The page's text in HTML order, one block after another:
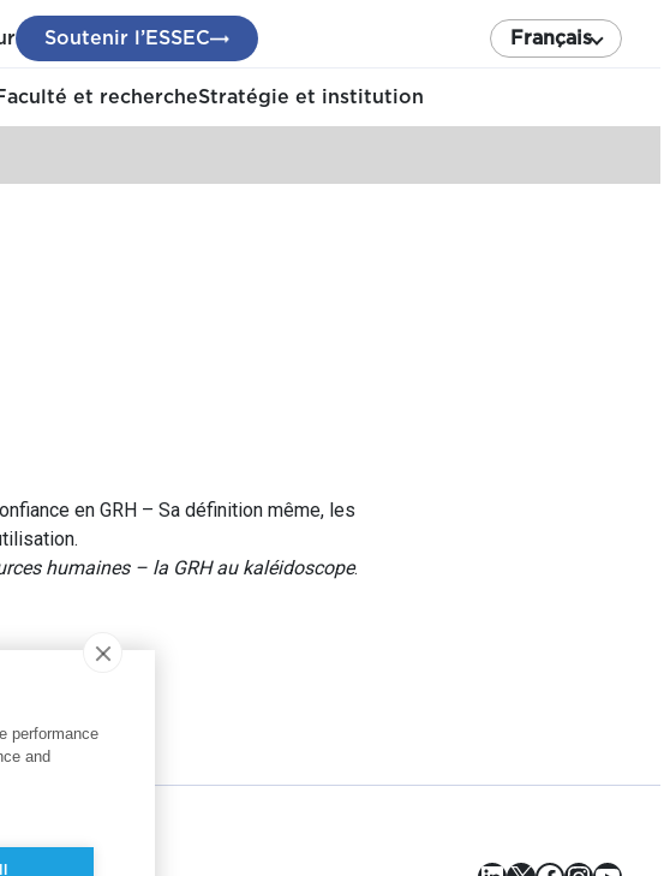
Soutenir l’ESSEC Français
et rechercheStratégie et institution
en GRH – Sa définition même, les
humaines – la GRH au kaléidoscope.
performance
and